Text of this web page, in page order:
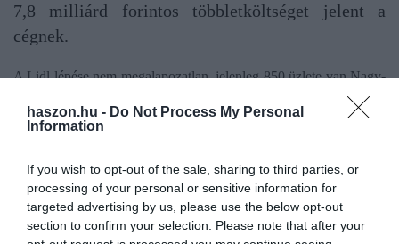
haszon.hu - Do Not Process My Personal
Information
If you wish to opt-out of the sale, sharing to third parties, or
processing of your personal or sensitive information for
targeted advertising by us, please use the below opt-out
section to confirm your selection. Please note that after your
7,8 milliárd forintos többletköltséget jelent a
cégnek.
A Lidl lépése nem megalapozatlan, jelenleg 850 üzlete van Nagy-
Britanniában, amit 2023-ig 1000-re akar bővíteni. Rengeteg új
alkalmazottra lesz szüksége a munkaerőhiány kellős közepén,
lidl aldi tesco béremelés fizetés
legjobban fizető munkahely egyesült királyság